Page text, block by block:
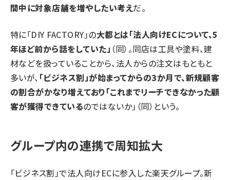
間中に対象店舗を増やしたい考えだ。
特に「DIY FACTORY」の大都とは「法人向けECについて、5
年ほど前から話をしていた」 （同）。同店は工具や塗料、建
材などを扱っていることから、法人からの注文はもともと
多いが、 「ビジネス割」が始まってからの3か月で、新規顧客
の割合がかなり増えており「これまでリーチできなかった顧
客が獲得できているのではないか」（同）という。
グループ内の連携で周知拡大
「ビジネス割」で法人向けECに参入した楽天グループ。新